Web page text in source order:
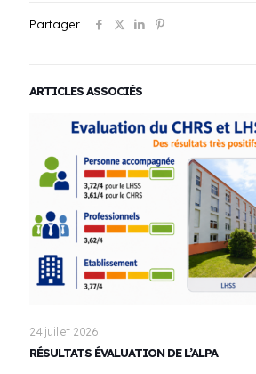
Partager
ARTICLES ASSOCIÉS
24 juillet 2026
RÉSULTATS ÉVALUATION DE L’ALPA